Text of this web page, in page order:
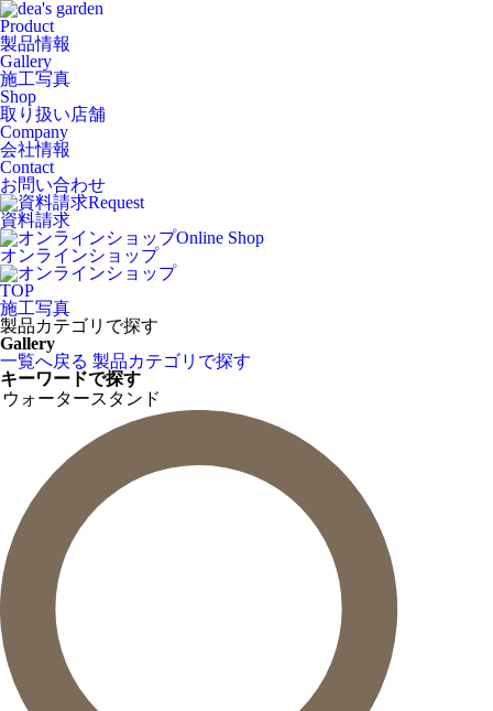
Product
製品情報
Gallery
施工写真
Shop
取り扱い店舗
Company
会社情報
Contact
お問い合わせ
Request
資料請求
Online Shop
オンラインショップ
TOP
施工写真
製品カテゴリで探す
Gallery
一覧へ戻る 製品カテゴリで探す
キーワードで探す